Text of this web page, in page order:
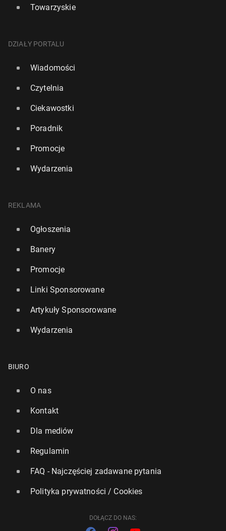
Wembley zginął męż­czy­zna
dzien­nie. Nie chodzi tylko o pożary
Anglia: Wypadek au­to­bu­su ze szkolną wy­ciecz­ką.
18 lipca 2025, 12:30
Towarzyskie
DZIAŁY PORTALU
Wiadomości
Czytelnia
Ciekawostki
Poradnik
Promocje
Wydarzenia
REKLAMA
Ogłoszenia
Banery
Promocje
Linki Sponsorowane
Artykuły Sponsorowane
Wydarzenia
BIURO
O nas
Kontakt
Dla mediów
Regulamin
FAQ - Najczęściej zadawane pytania
Polityka prywatności / Cookies
DOŁĄCZ DO NAS: